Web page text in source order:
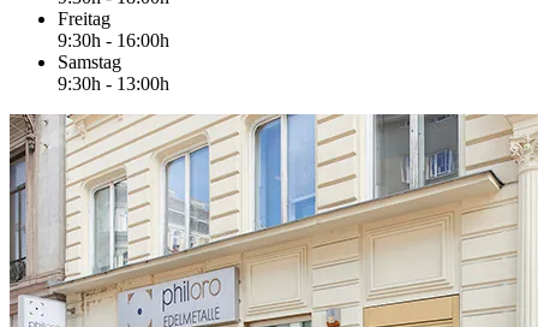
Freitag
9:30h - 16:00h
Samstag
9:30h - 13:00h